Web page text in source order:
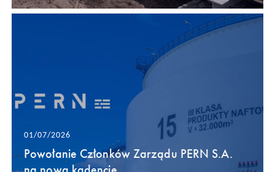
01/07/2026
Powołanie Członków Zarządu PERN S.A.